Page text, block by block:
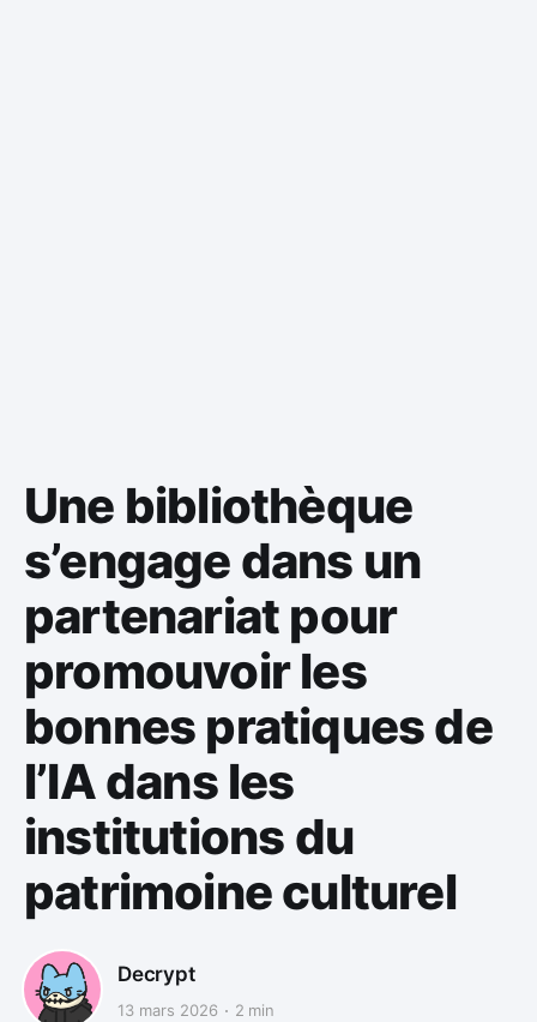
Une bibliothèque
s’engage dans un
partenariat pour
promouvoir les
bonnes pratiques de
l’IA dans les
institutions du
patrimoine culturel
Decrypt
13 mars 2026 2 min